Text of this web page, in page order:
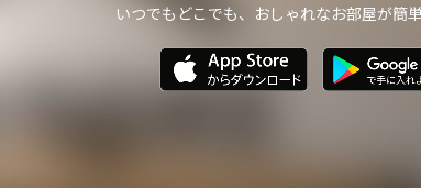
いつでもどこでも、おしゃれなお部屋が簡単